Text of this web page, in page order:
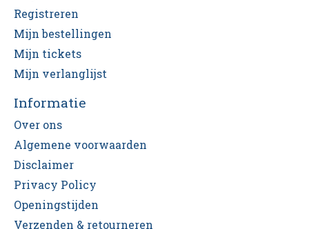
Registreren
Mijn bestellingen
Mijn tickets
Mijn verlanglijst
Informatie
Over ons
Algemene voorwaarden
Disclaimer
Privacy Policy
Openingstijden
Verzenden & retourneren